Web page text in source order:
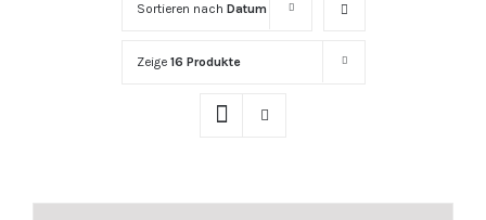
Sortieren nach Datum
Zeige 16 Produkte